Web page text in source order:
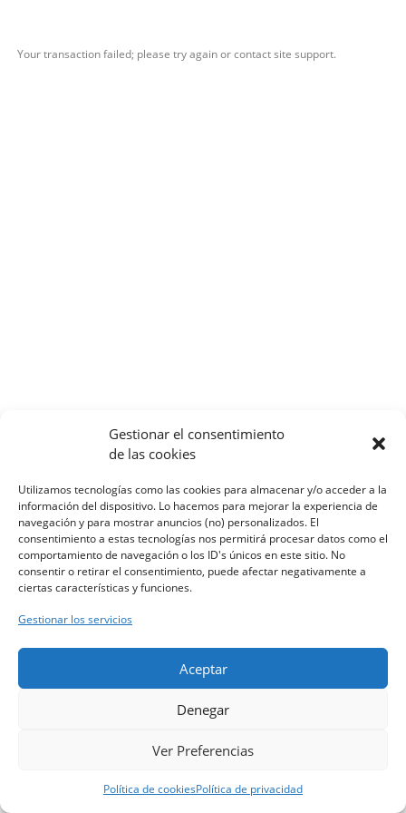
Gestionar el consentimiento
de las cookies
Utilizamos tecnologías como las cookies para almacenar y/o acceder a la
información del dispositivo. Lo hacemos para mejorar la experiencia de
navegación y para mostrar anuncios (no) personalizados. El
consentimiento a estas tecnologías nos permitirá procesar datos como el
comportamiento de navegación o los ID's únicos en este sitio. No
consentir o retirar el consentimiento, puede afectar negativamente a
ciertas características y funciones.
Gestionar los servicios
Aceptar
Denegar
Ver Preferencias
Política de cookiesPolítica de privacidad
contenido
Your transaction failed; please try again or contact site support.